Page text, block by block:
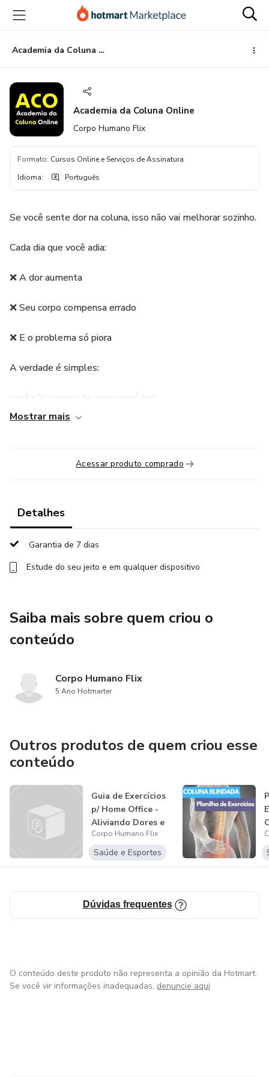
para
conteúdo
principal
para
pagamento
para
rodapé
Academia da Coluna Online
Academia da Coluna Online
Corpo Humano Flix
Formato: Cursos Online e Serviços de Assinatura
Idioma: Português
Se você sente dor na coluna, isso não vai melhorar sozinho.
Cada dia que você adia:
❌ A dor aumenta
❌ Seu corpo compensa errado
❌ E o problema só piora
A verdade é simples:
você não precisa de mais remédios…
E é exatamente isso que você encontra aqui.
A Academia da Coluna Online te mostra, de forma prática,
raciocínio aplicado em pacientes reais.
Nada de tentativa e erro.
Aqui você aprende exatamente:
✔️ O que fazer (e o que evitar)
✔️ Como evoluir sem piorar o quadro
⸻
O que você vai sentir na prática
✔️ Alívio da dor já nas primeiras semanas
✔️ Segurança para se movimentar sem medo
⸻
Mostrar mais
Acessar produto comprado
Detalhes
Garantia de 7 dias
Estude do seu jeito e em qualquer dispositivo
Saiba mais sobre quem criou o
conteúdo
Corpo Humano Flix
5 Ano Hotmarter
Outros produtos de quem criou esse
conteúdo
Guia de Exercícios
p/ Home Office -
Aliviando Dores e
Tensõe...
Corpo Humano Flix
Saúde e Esportes
Dúvidas frequentes
O conteúdo deste produto não representa a opinião da Hotmart.
Se você vir informações inadequadas, denuncie aqui